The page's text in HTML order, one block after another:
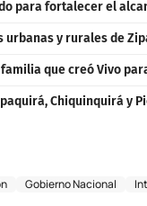
para fortalecer el
y rurales de
que creó Vivo
Chiquinquirá y
Gobierno Nacional